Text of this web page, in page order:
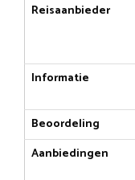
Reisaanbieder
Informatie
Beoordeling
Aanbiedingen